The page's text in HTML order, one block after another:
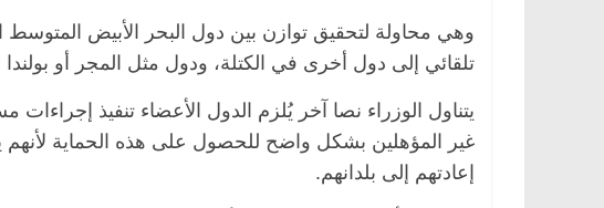
وهي محاولة لتحقيق توازن بين دول البحر الأبيض المتوسط
تلقائي إلى دول أخرى في الكتلة، ودول مثل المجر أو
يتناول الوزراء نصا آخر يُلزم الدول الأعضاء تنفيذ
غير المؤهلين بشكل واضح للحصول على هذه الحماية لأنهم
إعادتهم إلى بلدانهم.